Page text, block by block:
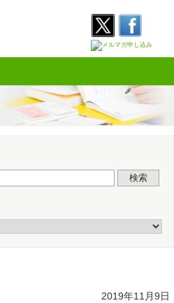
Twitter
検索
2019年11月9日